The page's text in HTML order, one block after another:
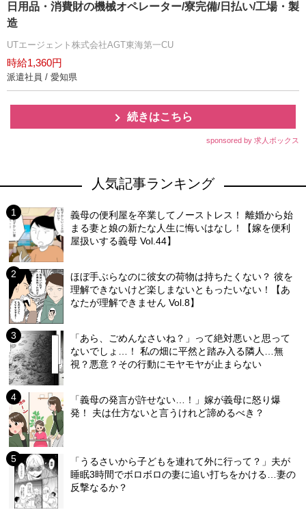
日用品・消費財の機械オペレーター/寮完備/日払い/工場・製
造
UTエージェント株式会社AGT東海第一CU
時給1,360円
派遣社員 / 愛知県
続きはこちら
sponsored by 求人ボックス
人気記事ランキング
義母の便利屋を卒業してノーストレス！ 離婚から始
まる妻と娘の新たな人生に悔いはなし！【嫁を便利
屋扱いする義母 Vol.44】
ほぼ手ぶらなのに彼女の荷物は持ちたくない？ 彼を
理解できないけど楽しまないともったいない！【あ
なたが理解できません Vol.8】
「あら、ごめんなさいね？」って絶対悪いと思って
ないでしょ…！ 私の畑に平然と踏み入る隣人…無
視？悪意？その行動にモヤモヤが止まらない
「義母の発言が許せない…！」嫁が義母に怒り爆
発！ 夫は仕方ないと言うけれど諦めるべき？
「うるさいから子どもを連れて外に行って？」夫が
睡眠3時間でボロボロの妻に追い打ちをかける…妻の
反撃なるか？